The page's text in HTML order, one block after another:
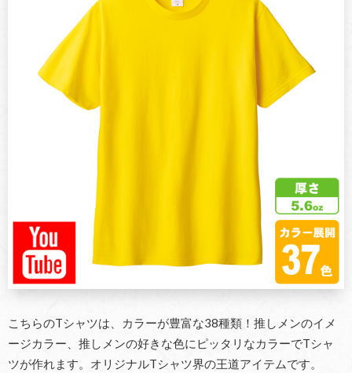
こちらのTシャツは、カラーが豊富な38種類！推しメンのイメ
ージカラー、推しメンの好きな色にピッタリなカラーでTシャ
ツが作れます。オリジナルTシャツ界の王道アイテムです。